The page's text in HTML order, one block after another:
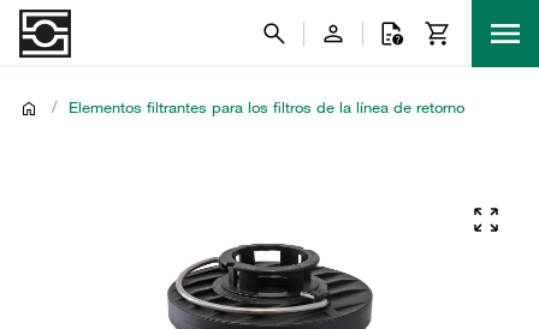
/ Elementos filtrantes para los filtros de la línea de retorno